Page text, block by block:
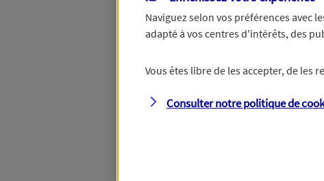
Une voiture déjà
Naviguez selon vos préférences avec
adapté à vos centres d'intérêts, des
Vous êtes libre de les accepter, de les
Consulter notre politique de